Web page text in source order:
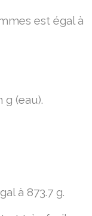
est égal à
g (eau).
à 873.7 g.